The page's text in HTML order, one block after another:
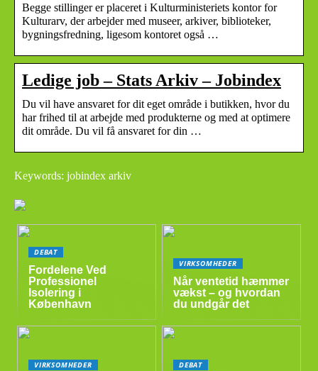
Begge stillinger er placeret i Kulturministeriets kontor for
Kulturarv, der arbejder med museer, arkiver, biblioteker,
bygningsfredning, ligesom kontoret også …
Ledige job – Stats Arkiv – Jobindex
Du vil have ansvaret for dit eget område i butikken, hvor du
har frihed til at arbejde med produkterne og med at optimere
dit område. Du vil få ansvaret for din …
Keywords: jobindex arkiv
DEBAT
Fordelene Ved
Professionel
Isolering i
København
VIRKSOMHEDER
Når ventetid hæmmer
vækst – og hvordan
du undgår det
VIRKSOMHEDER DEBAT